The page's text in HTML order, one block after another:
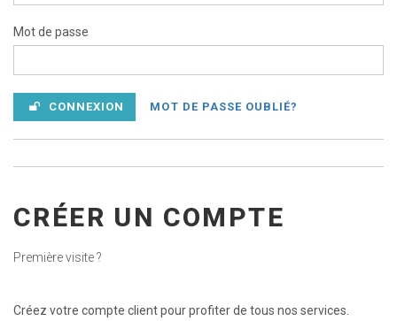
Mot de passe
CONNEXION MOT DE PASSE OUBLIÉ?
CRÉER UN COMPTE
Première visite ?
Créez votre compte client pour profiter de tous nos services.